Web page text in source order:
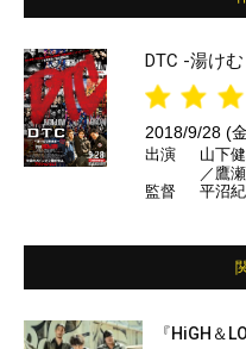
DTC -湯け
2018/9/28 (
出演
山下
／鷹
水野
監督 平沼
『HiGH＆